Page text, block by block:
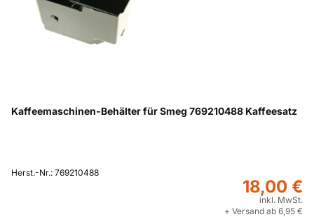
Kaffeemaschinen-Behälter für Smeg 769210488 Kaffeesatz
Herst.-Nr.: 769210488
18,00 €
inkl. MwSt.
+ Versand ab 6,95 €